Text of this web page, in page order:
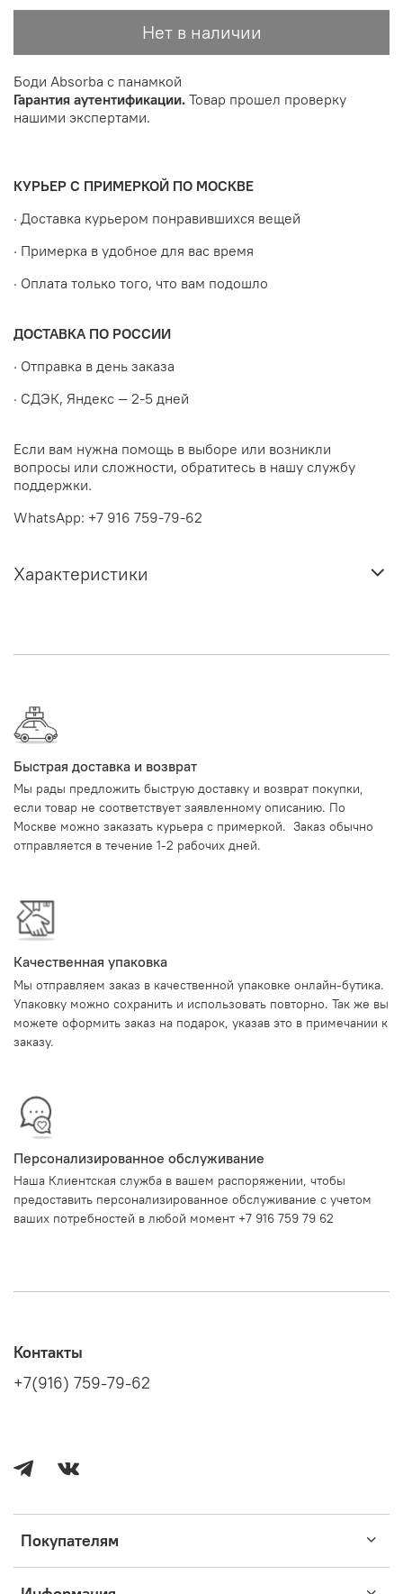
Нет в наличии
Боди Absorba с панамкой
Гарантия аутентификации. Товар прошел проверку
нашими экспертами.
КУРЬЕР С ПРИМЕРКОЙ ПО МОСКВЕ
· Доставка курьером понравившихся вещей
· Примерка в удобное для вас время
· Оплата только того, что вам подошло
ДОСТАВКА ПО РОССИИ
· Отправка в день заказа
· СДЭК, Яндекс — 2-5 дней
Если вам нужна помощь в выборе или возникли
вопросы или сложности, обратитесь в нашу службу
поддержки.
WhatsApp: +7 916 759-79-62
Характеристики
Быстрая доставка и возврат
Мы рады предложить быструю доставку и возврат покупки,
если товар не соответствует заявленному описанию. По
Москве можно заказать курьера с примеркой. Заказ обычно
отправляется в течение 1-2 рабочих дней.
Качественная упаковка
Мы отправляем заказ в качественной упаковке онлайн-бутика.
Упаковку можно сохранить и использовать повторно. Так же вы
можете оформить заказ на подарок, указав это в примечании к
заказу.
Персонализированное обслуживание
Наша Клиентская служба в вашем распоряжении, чтобы
предоставить персонализированное обслуживание с учетом
ваших потребностей в любой момент +7 916 759 79 62
Покупателям
Контакты
+7(916) 759-79-62